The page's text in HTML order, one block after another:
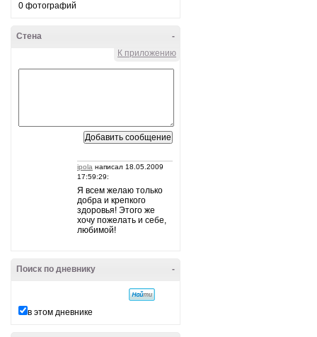
0 фотографий
-
Стена
К приложению
ipola написал 18.05.2009
17:59:29:
Я всем желаю только
добра и крепкого
здоровья! Этого же
хочу пожелать и себе,
любимой!
-
Поиск по дневнику
в этом дневнике